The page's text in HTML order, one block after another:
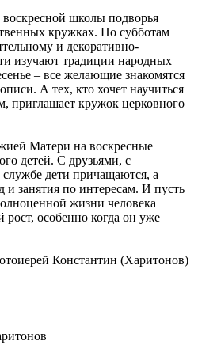
воскресной школы подворья
кружках. По субботам
и декоративно-
изучают традиции народных
– все желающие знакомятся
А тех, кто хочет научиться
приглашает кружок церковного
Матери на воскресные
детей. С друзьями, с
дети причащаются, а
и занятия по интересам. И пусть
жизни человека
особенно когда он уже
Константин (Харитонов)